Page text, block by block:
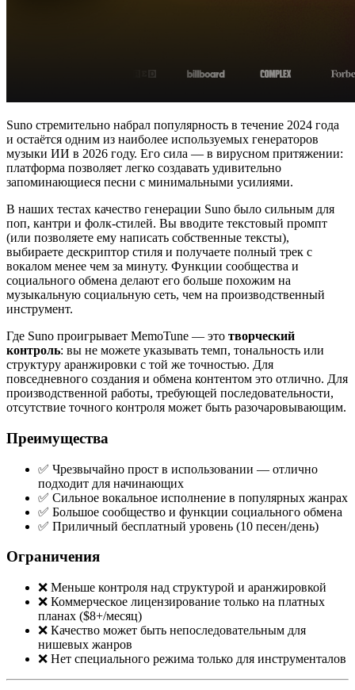
Suno стремительно набрал популярность в течение 2024 года
и остаётся одним из наиболее используемых генераторов
музыки ИИ в 2026 году. Его сила — в вирусном притяжении:
платформа позволяет легко создавать удивительно
запоминающиеся песни с минимальными усилиями.
В наших тестах качество генерации Suno было сильным для
поп, кантри и фолк-стилей. Вы вводите текстовый промпт
(или позволяете ему написать собственные тексты),
выбираете дескриптор стиля и получаете полный трек с
вокалом менее чем за минуту. Функции сообщества и
социального обмена делают его больше похожим на
музыкальную социальную сеть, чем на производственный
инструмент.
Где Suno проигрывает MemoTune — это творческий
контроль: вы не можете указывать темп, тональность или
структуру аранжировки с той же точностью. Для
повседневного создания и обмена контентом это отлично. Для
производственной работы, требующей последовательности,
отсутствие точного контроля может быть разочаровывающим.
Преимущества
✅ Чрезвычайно прост в использовании — отлично
подходит для начинающих
✅ Сильное вокальное исполнение в популярных жанрах
✅ Большое сообщество и функции социального обмена
✅ Приличный бесплатный уровень (10 песен/день)
Ограничения
❌ Меньше контроля над структурой и аранжировкой
❌ Коммерческое лицензирование только на платных
планах ($8+/месяц)
❌ Качество может быть непоследовательным для
нишевых жанров
❌ Нет специального режима только для инструменталов